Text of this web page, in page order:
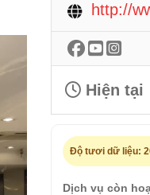
http://
Hiện tại
Độ tươi dữ liệu:
Dịch vụ còn